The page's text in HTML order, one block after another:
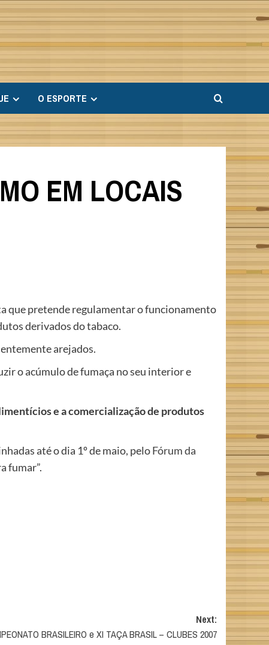
O ESPORTE
EM LOCAIS
que pretende regulamentar o funcionamento
derivados do tabaco.
arejados.
o acúmulo de fumaça no seu interior e
e a comercialização de produtos
até o dia 1º de maio, peloFórum da
fumar”.
Next:
BRASILEIRO e XI TAÇA BRASIL – CLUBES 2007